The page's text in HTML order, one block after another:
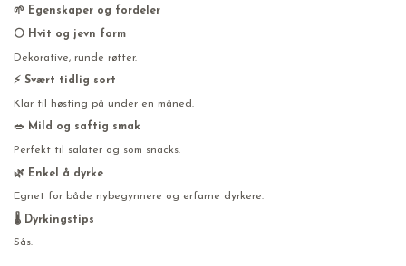
🌱 Egenskaper og fordeler
⚪ Hvit og jevn form
Dekorative, runde røtter.
⚡ Svært tidlig sort
Klar til høsting på under en måned.
🥗 Mild og saftig smak
Perfekt til salater og som snacks.
🌿 Enkel å dyrke
Egnet for både nybegynnere og erfarne dyrkere.
🌡️ Dyrkingstips
Sås: